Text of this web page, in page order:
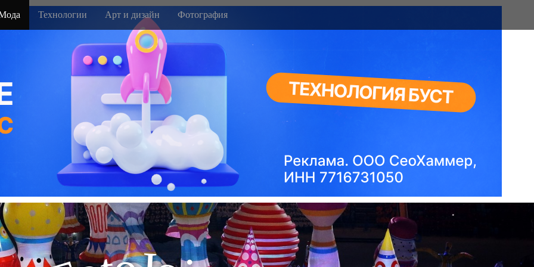
Технологии Арт и дизайн Фотография